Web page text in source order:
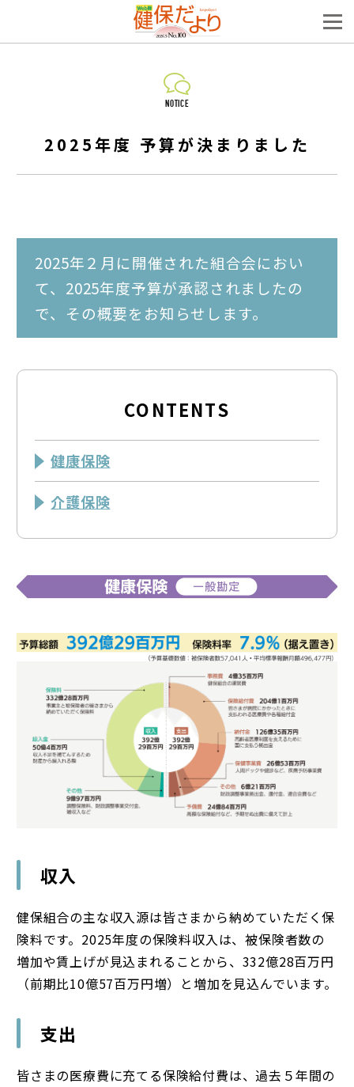
NOTICE
2025年度 予算が決まりました
2025年２月に開催された組合会におい
て、2025年度予算が承認されましたの
で、その概要をお知らせします。
CONTENTS
健康保険
介護保険
収入
健保組合の主な収入源は皆さまから納めていただく保
険料です。2025年度の保険料収入は、被保険者数の
増加や賃上げが見込まれることから、332億28百万円
（前期比10億57百万円増）と増加を見込んでいます。
支出
皆さまの医療費に充てる保険給付費は、過去５年間の